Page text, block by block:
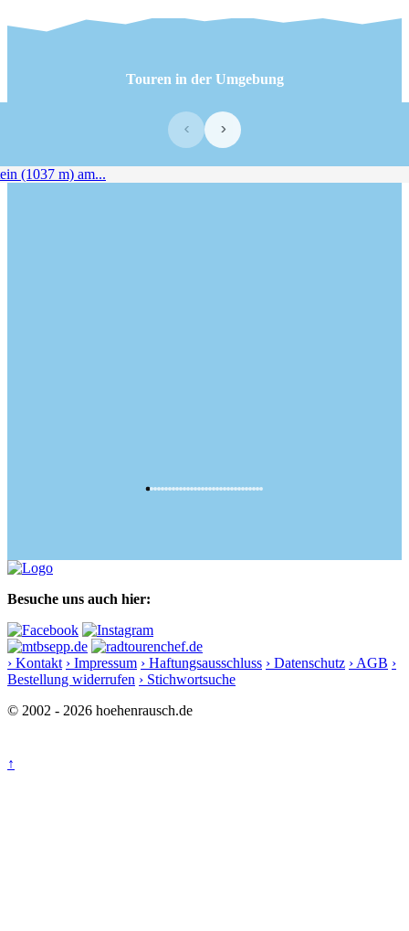
Touren in der Umgebung
‹ ›
Besuche uns auch hier:
› Kontakt › Impressum › Haftungsausschluss › Datenschutz › AGB ›
Bestellung widerrufen › Stichwortsuche
© 2002 - 2026 hoehenrausch.de
↑